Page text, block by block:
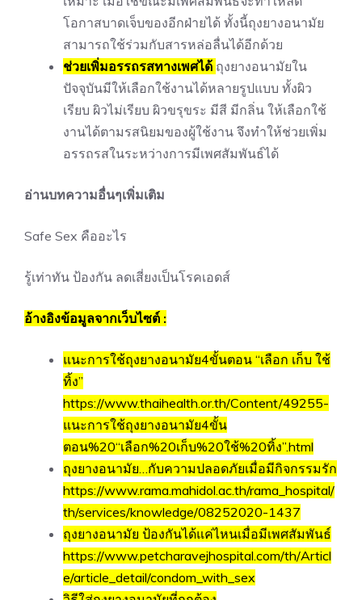
โอกาสบาดเจ็บของอีกฝ่ายได้ ทั้งนี้ถุงยางอนามัย
สามารถใช้ร่วมกับสารหล่อลื่นได้อีกด้วย
ช่วยเพิ่มอรรถรสทางเพศได้ ถุงยางอนามัยใน
ปัจจุบันมีให้เลือกใช้งานได้หลายรูปแบบ ทั้งผิว
เรียบ ผิวไม่เรียบ ผิวขรุขระ มีสี มีกลิ่น ให้เลือกใช้
งานได้ตามรสนิยมของผู้ใช้งาน จึงทำให้ช่วยเพิ่ม
อรรถรสในระหว่างการมีเพศสัมพันธ์ได้
อ่านบทความอื่นๆเพิ่มเติม
Safe Sex คืออะไร
รู้เท่าทัน ป้องกัน ลดเสี่ยงเป็นโรคเอดส์
อ้างอิงข้อมูลจากเว็บไซต์ :
แนะการใช้ถุงยางอนามัย4ขั้นตอน “เลือก เก็บ ใช้
ทิ้ง”
https://www.thaihealth.or.th/Content/49255-
แนะการใช้ถุงยางอนามัย4ขั้น
ตอน%20“เลือก%20เก็บ%20ใช้%20ทิ้ง”.html
ถุงยางอนามัย…กับความปลอดภัยเมื่อมีกิจกรรมรัก
https://www.rama.mahidol.ac.th/rama_hospital/
th/services/knowledge/08252020-1437
ถุงยางอนามัย ป้องกันได้แค่ไหนเมื่อมีเพศสัมพันธ์
https://www.petcharavejhospital.com/th/Articl
e/article_detail/condom_with_sex